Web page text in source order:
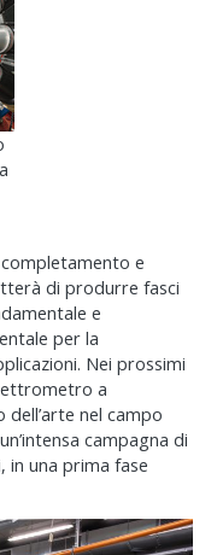
e
di produrre fasci
e
per la
Nei prossimi
a
nel campo
campagna di
in una prima fase